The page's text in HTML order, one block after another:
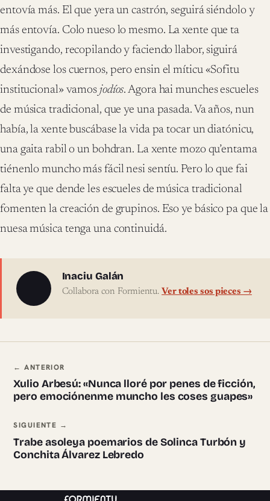
entovía más. El que yera un castrón, seguirá siéndolo y
más entovía. Colo nueso lo mesmo. La xente que ta
investigando, recopilando y faciendo llabor, siguirá
dexándose los cuernos, pero ensin el míticu «Sofitu
institucional» vamos jodíos. Agora hai munches escueles
de música tradicional, que ye una pasada. Va años, nun
había, la xente buscábase la vida pa tocar un diatónicu,
una gaita rabil o un bohdran. La xente mozo qu’entama
tiénenlo muncho más fácil nesi sentíu. Pero lo que fai
falta ye que dende les escueles de música tradicional
fomenten la creación de grupinos. Eso ye básico pa que la
nuesa música tenga una continuidá.
Sobre l'autor
Inaciu Galán
Collabora con Formientu. Ver toles sos pieces →
Navegación ente pieces
← ANTERIOR
Xulio Arbesú: «Nunca lloré por penes de ficción,
pero emociónenme muncho les coses guapes»
SIGUIENTE →
Trabe asoleya poemarios de Solinca Turbón y
Conchita Álvarez Lebredo